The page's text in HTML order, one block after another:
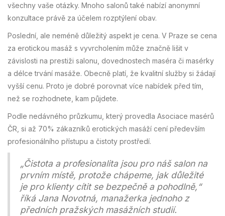
všechny vaše otázky. Mnoho salonů také nabízí anonymní
konzultace právě za účelem rozptýlení obav.
Poslední, ale neméně důležitý aspekt je cena. V Praze se cena
za erotickou masáž s vyvrcholením může značně lišit v
závislosti na prestiži salonu, dovednostech maséra či masérky
a délce trvání masáže. Obecně platí, že kvalitní služby si žádají
vyšší cenu. Proto je dobré porovnat více nabídek před tím,
než se rozhodnete, kam půjdete.
Podle nedávného průzkumu, který provedla Asociace masérů
ČR, si až 70% zákazníků erotických masáží cení především
profesionálního přístupu a čistoty prostředí.
„Čistota a profesionalita jsou pro náš salon na
prvním místě, protože chápeme, jak důležité
je pro klienty cítit se bezpečně a pohodlně,“
říká Jana Novotná, manažerka jednoho z
předních pražských masážních studií.